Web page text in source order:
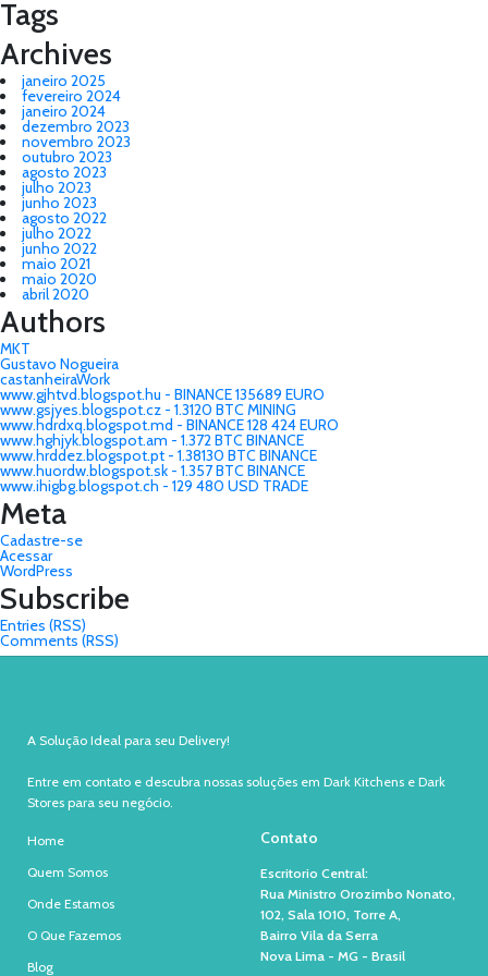
Tags
Archives
janeiro 2025
fevereiro 2024
janeiro 2024
dezembro 2023
novembro 2023
outubro 2023
agosto 2023
julho 2023
junho 2023
agosto 2022
julho 2022
junho 2022
maio 2021
maio 2020
abril 2020
Authors
MKT
Gustavo Nogueira
castanheiraWork
www.gjhtvd.blogspot.hu - BINANCE 135689 EURO
www.gsjyes.blogspot.cz - 1.3120 BTC MINING
www.hdrdxq.blogspot.md - BINANCE 128 424 EURO
www.hghjyk.blogspot.am - 1.372 BTC BINANCE
www.hrddez.blogspot.pt - 1.38130 BTC BINANCE
www.huordw.blogspot.sk - 1.357 BTC BINANCE
www.ihigbg.blogspot.ch - 129 480 USD TRADE
Meta
Cadastre-se
Acessar
WordPress
Subscribe
Entries (RSS)
Comments (RSS)
A Solução Ideal para seu Delivery!
Entre em contato e descubra nossas soluções em Dark Kitchens e Dark
Stores para seu negócio.
Home
Quem Somos
Onde Estamos
O Que Fazemos
Blog
Contato
Escritorio Central:
Rua Ministro Orozimbo Nonato,
102, Sala 1010, Torre A,
Bairro Vila da Serra
Nova Lima - MG - Brasil